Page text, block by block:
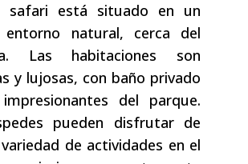
safari está situado en un
entorno natural, cerca del
Las habitaciones son
y lujosas, con baño privado
del parque.
pueden disfrutar de
de actividades en el